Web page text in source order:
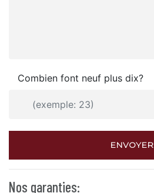
Combien font neuf plus dix?
ENVOYER
Nos garanties: